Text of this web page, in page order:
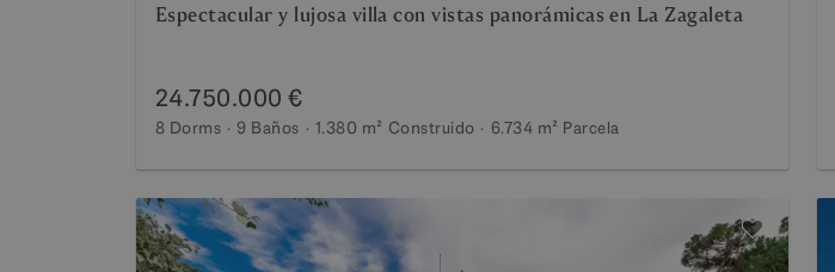
Espectacular y lujosa villa con vistas panorámicas en La Zagaleta
24.750.000 €
8 Dorms 9 Baños 1.380 m² Construido 6.734 m² Parcela